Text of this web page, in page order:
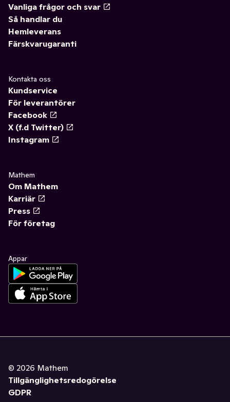
Vanliga frågor och svar
Så handlar du
Hemleverans
Färskvarugaranti
Kontakta oss
Kundservice
För leverantörer
Facebook
X (f.d Twitter)
Instagram
Mathem
Om Mathem
Karriär
Press
För företag
Appar
© 2026 Mathem
Tillgänglighetsredogörelse
GDPR